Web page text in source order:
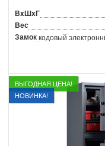
ВxШxГ
Вес
Замоккодовый
ВЫГОДНАЯ ЦЕНА!
НОВИНКА!